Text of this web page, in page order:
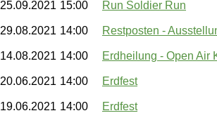
25.09.2021 15:00 Run Soldier Run
29.08.2021 14:00 Restposten -
14.08.2021 14:00 Erdheilung - Open Air
20.06.2021 14:00 Erdfest
19.06.2021 14:00 Erdfest